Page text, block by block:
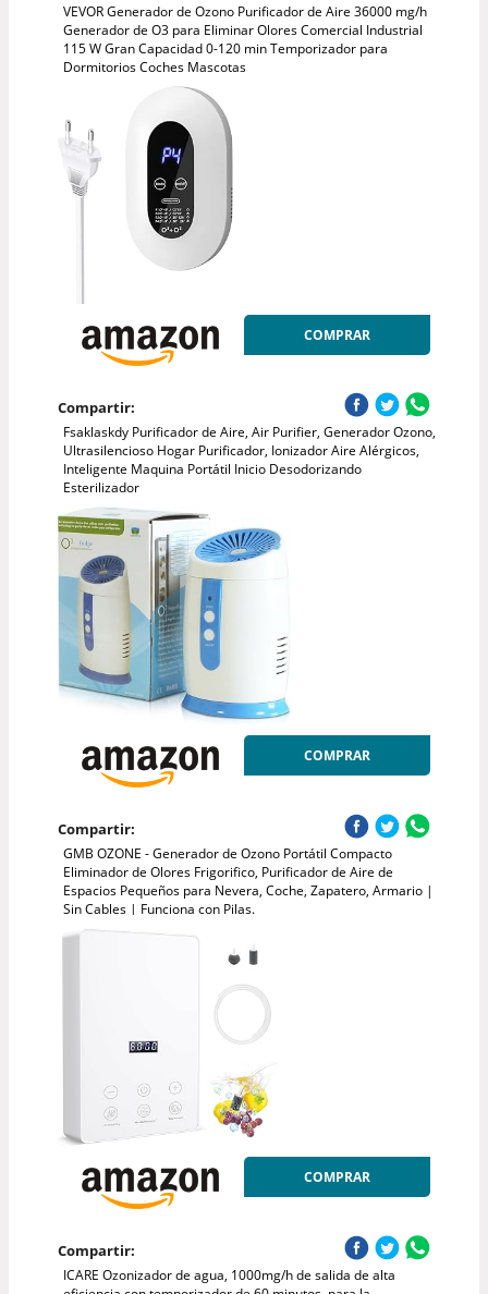
VEVOR Generador de Ozono Purificador de Aire 36000 mg/h
Generador de O3 para Eliminar Olores Comercial Industrial
115 W Gran Capacidad 0-120 min Temporizador para
Dormitorios Coches Mascotas
COMPRAR
Compartir:
Fsaklaskdy Purificador de Aire, Air Purifier, Generador Ozono,
Ultrasilencioso Hogar Purificador, Ionizador Aire Alérgicos,
Inteligente Maquina Portátil Inicio Desodorizando
Esterilizador
COMPRAR
Compartir:
GMB OZONE - Generador de Ozono Portátil Compacto
Eliminador de Olores Frigorifico, Purificador de Aire de
Espacios Pequeños para Nevera, Coche, Zapatero, Armario |
Sin Cables | Funciona con Pilas.
COMPRAR
Compartir:
ICARE Ozonizador de agua, 1000mg/h de salida de alta